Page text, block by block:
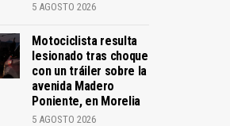
5 AGOSTO 2026
Motociclista resulta
lesionado tras choque
con un tráiler sobre la
avenida Madero
Poniente, en Morelia
5 AGOSTO 2026